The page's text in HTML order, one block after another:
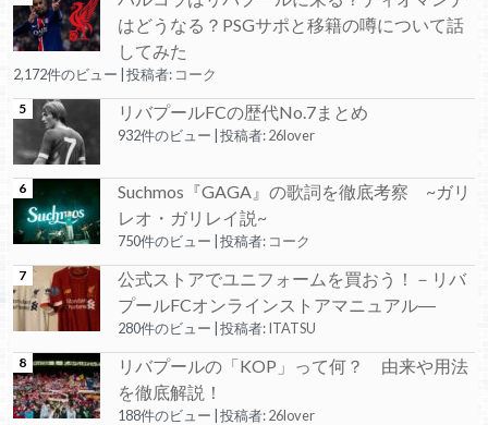
はどうなる？PSGサポと移籍の噂について話
してみた
2,172件のビュー 投稿者: コーク
リバプールFCの歴代No.7まとめ
932件のビュー 投稿者:26lover
Suchmos『GAGA』の歌詞を徹底考察 ~ガリ
レオ・ガリレイ説~
750件のビュー 投稿者: コーク
公式ストアでユニフォームを買おう！－リバ
プールFCオンラインストアマニュアル―
280件のビュー 投稿者:ITATSU
リバプールの「KOP」って何？ 由来や用法
を徹底解説！
188件のビュー 投稿者:26lover